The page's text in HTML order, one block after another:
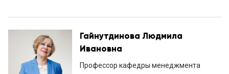
Гайнутдинова Людмила
Ивановна
Профессор кафедры менеджмента